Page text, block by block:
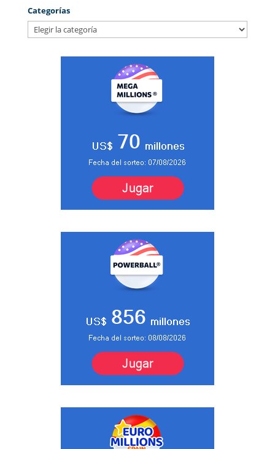
Categorías
Categorías